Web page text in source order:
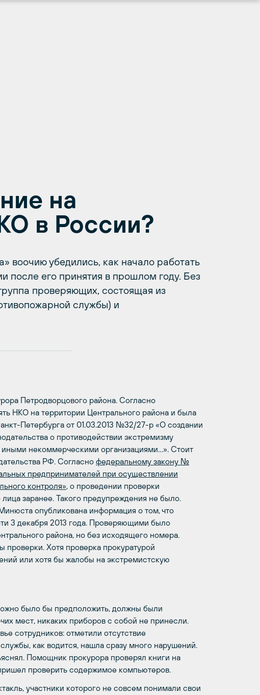
на
в России?
воочию убедились, как начало работать
после его принятия в прошлом году. Без
проверяющих, состоящая из
службы) и
Петродворцового района. Согласно
НКО на территории Центрального района и была
Петербурга от 01.03.2013 №32/27-р «О создании
о противодействии экстремизму
некоммерческими организациями…». Стоит
РФ. Согласно федеральному закону №
предпринимателей при осуществлении
контроля», о проведении проверки
заранее. Такого предупреждения не было.
опубликована информация о том, что
3 декабря 2013 года. Проверяющими было
района, но без исходящего номера.
Хотя проверка прокуратурой
или хотя бы жалобы на экстремистскую
было бы предположить, должны были
мест, никаких приборов с собой не принесли.
сотрудников: отметили отсутствие
как водится, нашла сразу много нарушений.
Помощник прокурора проверял книги на
проверить содержимое компьютеров.
участники которого не совсем понимали свои